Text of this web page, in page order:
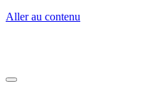
Aller au contenu